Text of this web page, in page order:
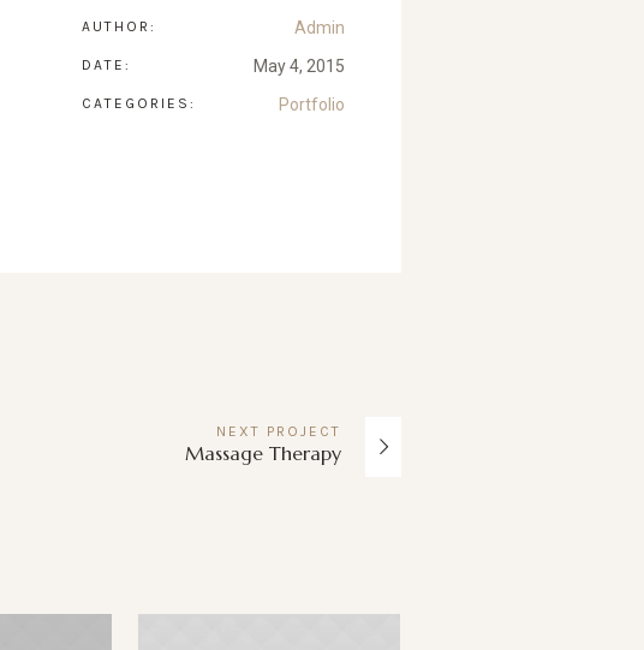
AUTHOR: Admin
DATE: May 4, 2015
CATEGORIES: Portfolio
NEXT PROJECT
Massage Therapy